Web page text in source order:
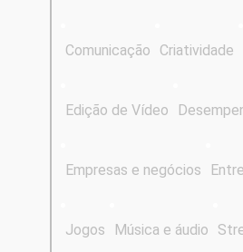
Comunicação Criatividade
Edição de Vídeo
Empresas e negócios
Jogos Música e áudio